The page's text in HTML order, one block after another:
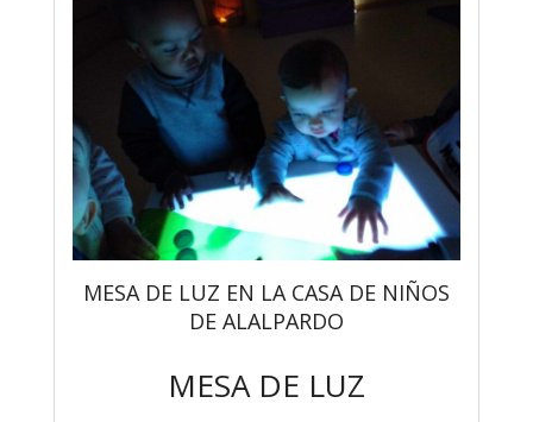
MESA DE LUZ EN LA CASA DE NIÑOS
DE ALALPARDO
MESA DE LUZ